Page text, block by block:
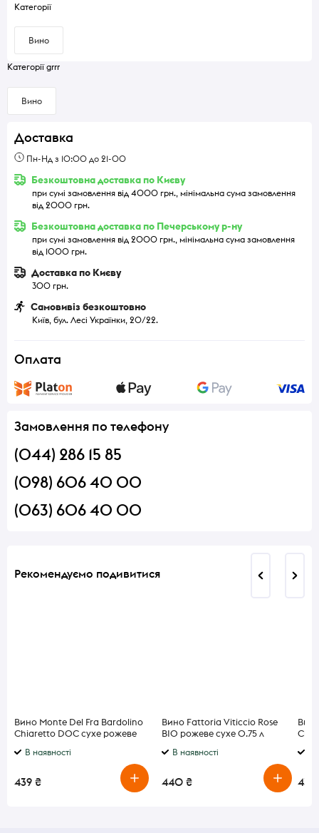
Категорії
Вино
Категорії grrr
Вино
Доставка
Пн-Нд з 10:00 до 21-00
Безкоштовна доставка по Києву
при сумі замовлення від 4000 грн., мінімальна сума замовлення
від 2000 грн.
Безкоштовна доставка по Печерському р-ну
при сумі замовлення від 2000 грн., мінімальна сума замовлення
від 1000 грн.
Доставка по Києву
300 грн.
Самовивіз безкоштовно
Київ, бул. Лесі Українки, 20/22.
Оплата
Замовлення по телефону
(044) 286 15 85
(098) 606 40 00
(063) 606 40 00
Рекомендуємо подивитися
Вино Monte Del Fra Bardolino
Chiaretto DOC сухе рожеве
В наявності
439 ₴
Вино Fattoria Viticcio Rose
BIO рожеве сухе 0.75 л
В наявності
440 ₴ 436